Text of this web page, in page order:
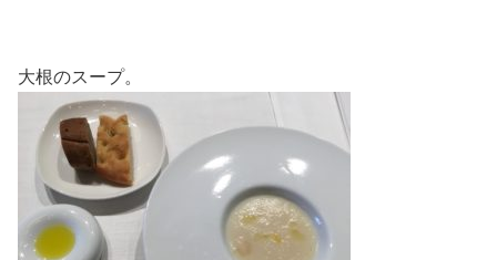
大根のスープ。